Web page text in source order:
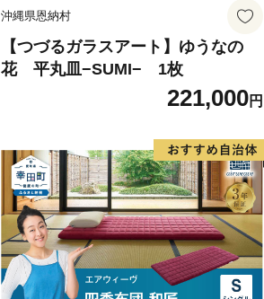
沖縄県恩納村
【つづるガラスアート】ゆうなの
花 平丸皿−SUMI− 1枚
221,000円